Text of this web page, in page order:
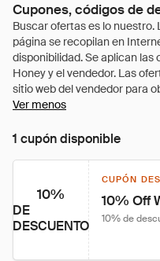
Cupones, códigos de
Ver menos
1 cupón disponible
10%
DE
DESCUENTO
CUPÓN
10% Off
10% de